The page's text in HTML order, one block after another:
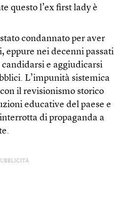
questo l’ex first lady è
condannato per aver
eppure nei decenni passati
candidarsi e aggiudicarsi
L’impunità sistemica
il revisionismo storico
educative del paese e
di propaganda a